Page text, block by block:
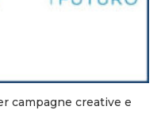
campagne creative e